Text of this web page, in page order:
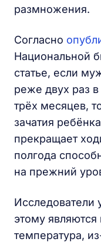
размножения.
Согласно
Национальной
статье, если
реже двух раз
трёх месяцев,
зачатия
прекращает
полгода
на прежний
Исследователи
этому
температура,